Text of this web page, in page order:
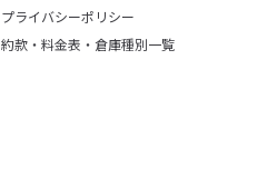
プライバシーポリシー
約款・料金表・倉庫種別一覧